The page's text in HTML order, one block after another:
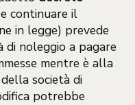
continuare il
in legge) prevede
di noleggio a pagare
mentre è alla
società di
potrebbe